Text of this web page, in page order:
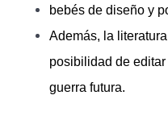
bebés de diseño y
Además, la
posibilidad de
guerra futura.